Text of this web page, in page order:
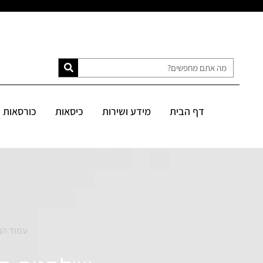
דף הבית מידע ושירות כיסאות כורסאות
עמוד